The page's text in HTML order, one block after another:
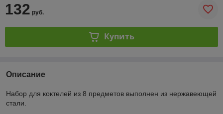
132 руб.
Купить
Описание
Набор для коктелей из 8 предметов выполнен из нержавеющей
стали.